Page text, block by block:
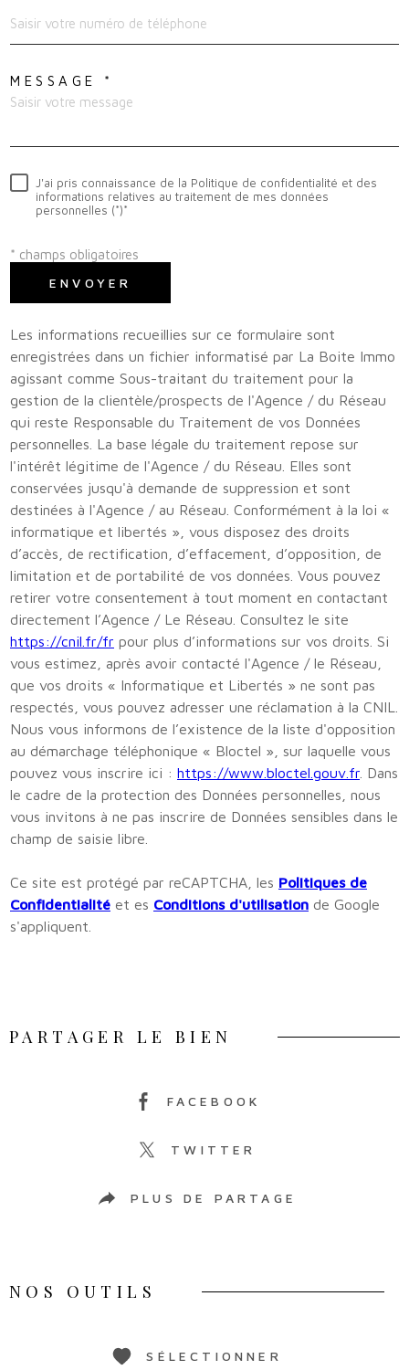
MESSAGE *
J'ai pris connaissance de la Politique de confidentialité et des
informations relatives au traitement de mes données
personnelles (*)*
* champs obligatoires
ENVOYER
Les informations recueillies sur ce formulaire sont
enregistrées dans un fichier informatisé par La Boite Immo
agissant comme Sous-traitant du traitement pour la
gestion de la clientèle/prospects de l'Agence / du Réseau
qui reste Responsable du Traitement de vos Données
personnelles. La base légale du traitement repose sur
l'intérêt légitime de l'Agence / du Réseau. Elles sont
conservées jusqu'à demande de suppression et sont
destinées à l'Agence / au Réseau. Conformément à la loi «
informatique et libertés », vous disposez des droits
d’accès, de rectification, d’effacement, d’opposition, de
limitation et de portabilité de vos données. Vous pouvez
retirer votre consentement à tout moment en contactant
directement l’Agence / Le Réseau. Consultez le site
https://cnil.fr/fr pour plus d’informations sur vos droits. Si
vous estimez, après avoir contacté l'Agence / le Réseau,
que vos droits « Informatique et Libertés » ne sont pas
respectés, vous pouvez adresser une réclamation à la CNIL.
Nous vous informons de l’existence de la liste d'opposition
au démarchage téléphonique « Bloctel », sur laquelle vous
pouvez vous inscrire ici : https://www.bloctel.gouv.fr . Dans
le cadre de la protection des Données personnelles, nous
vous invitons à ne pas inscrire de Données sensibles dans le
champ de saisie libre.
Ce site est protégé par reCAPTCHA, les Politiques de
Confidentialité et es Conditions d'utilisation de Google
s'appliquent.
PARTAGER LE BIEN
FACEBOOK
TWITTER
PLUS DE PARTAGE
NOS OUTILS
SÉLECTIONNER